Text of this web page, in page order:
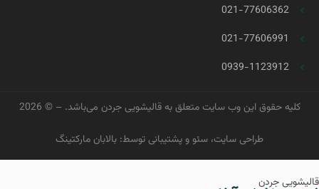
021-77606362
021-77606991
0939-1123912
کلیه حقوق این وب سایت متعلق بهقالیشویی جردن می‌باشد. – © 2026
طراحی سایت، سئو و پشتیبانی توسط: بالابان مارکتینگ
قالیشویی جردن